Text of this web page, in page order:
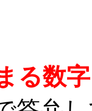
る数字